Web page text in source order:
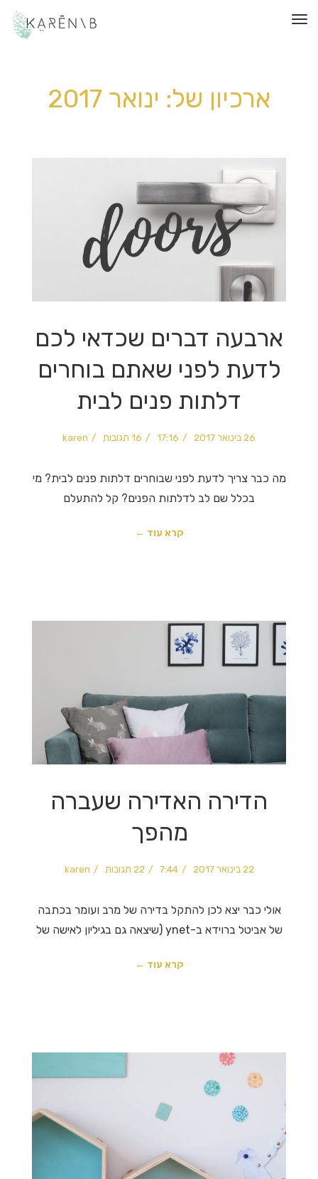
תפריט
ארכיון של: ינואר 2017
ארבעה דברים שכדאי לכם
לדעת לפני שאתם בוחרים
דלתות פנים לבית
26 בינואר 2017 17:16 16 תגובות karen
מה כבר צריך לדעת לפני שבוחרים דלתות פנים לבית? מי
בכלל שם לב לדלתות הפנים? קל להתעלם
קרא עוד ←
הדירה האדירה שעברה
מהפך
22 בינואר 2017 7:44 22 תגובות karen
אולי כבר יצא לכן להתקל בדירה של מרב ועומר בכתבה
של אביטל ברוידא ב-ynet (שיצאה גם בגיליון לאישה של
קרא עוד ←